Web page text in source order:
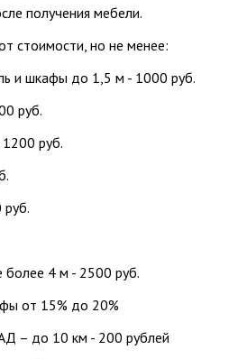
получения мебели.
стоимости, но не менее:
и шкафы до 1,5 м - 1000 руб.
руб.
руб.
более 4 м - 2500 руб.
от 15% до 20%
– до 10 км - 200 рублей